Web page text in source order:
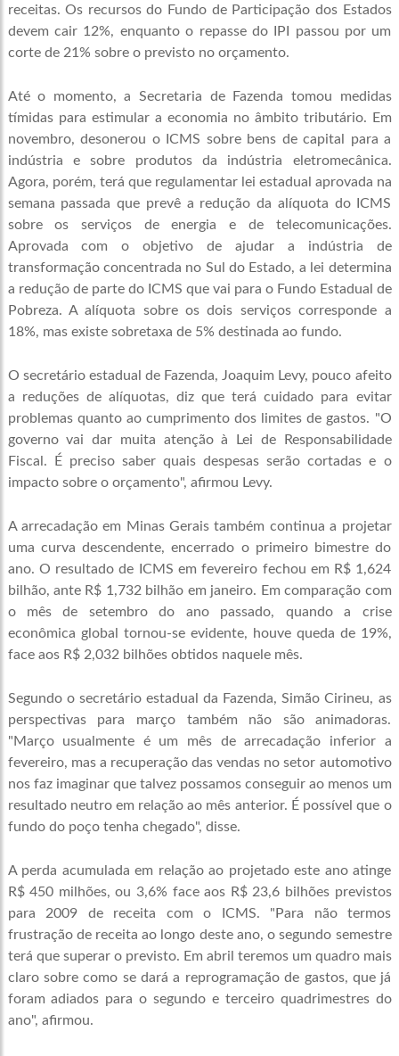
receitas. Os recursos do Fundo de Participação dos Estados
devem cair 12%, enquanto o repasse do IPI passou por um
corte de 21% sobre o previsto no orçamento.
Até o momento, a Secretaria de Fazenda tomou medidas
tímidas para estimular a economia no âmbito tributário. Em
novembro, desonerou o ICMS sobre bens de capital para a
indústria e sobre produtos da indústria eletromecânica.
Agora, porém, terá que regulamentar lei estadual aprovada na
semana passada que prevê a redução da alíquota do ICMS
sobre os serviços de energia e de telecomunicações.
Aprovada com o objetivo de ajudar a indústria de
transformação concentrada no Sul do Estado, a lei determina
a redução de parte do ICMS que vai para o Fundo Estadual de
Pobreza. A alíquota sobre os dois serviços corresponde a
18%, mas existe sobretaxa de 5% destinada ao fundo.
O secretário estadual de Fazenda, Joaquim Levy, pouco afeito
a reduções de alíquotas, diz que terá cuidado para evitar
problemas quanto ao cumprimento dos limites de gastos. "O
governo vai dar muita atenção à Lei de Responsabilidade
Fiscal. É preciso saber quais despesas serão cortadas e o
impacto sobre o orçamento", afirmou Levy.
A arrecadação em Minas Gerais também continua a projetar
uma curva descendente, encerrado o primeiro bimestre do
ano. O resultado de ICMS em fevereiro fechou em R$ 1,624
bilhão, ante R$ 1,732 bilhão em janeiro. Em comparação com
o mês de setembro do ano passado, quando a crise
econômica global tornou-se evidente, houve queda de 19%,
face aos R$ 2,032 bilhões obtidos naquele mês.
Segundo o secretário estadual da Fazenda, Simão Cirineu, as
perspectivas para março também não são animadoras.
"Março usualmente é um mês de arrecadação inferior a
fevereiro, mas a recuperação das vendas no setor automotivo
nos faz imaginar que talvez possamos conseguir ao menos um
resultado neutro em relação ao mês anterior. É possível que o
fundo do poço tenha chegado", disse.
A perda acumulada em relação ao projetado este ano atinge
R$ 450 milhões, ou 3,6% face aos R$ 23,6 bilhões previstos
para 2009 de receita com o ICMS. "Para não termos
frustração de receita ao longo deste ano, o segundo semestre
terá que superar o previsto. Em abril teremos um quadro mais
claro sobre como se dará a reprogramação de gastos, que já
foram adiados para o segundo e terceiro quadrimestres do
ano", afirmou.